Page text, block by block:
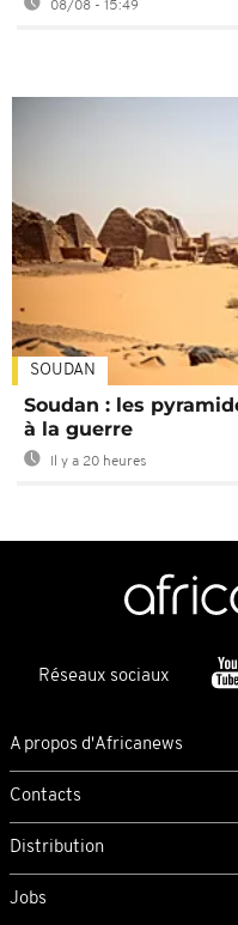
08/08 - 15:49
SOUDAN
Soudan : les
à la guerre
Il y a 20 heures
Réseaux sociaux
A propos d'Africanews
Contacts
Distribution
Jobs